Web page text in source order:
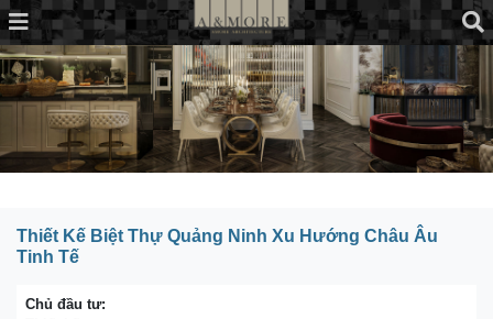
Thiết Kế Biệt Thự Quảng Ninh Xu Hướng Châu Âu
Tinh Tế
Chủ đầu tư: